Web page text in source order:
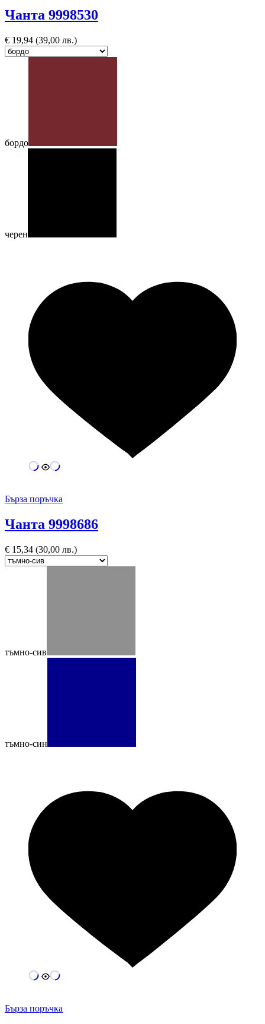
Чанта 9998530
€ 19,94 (39,00 лв.)
бордо
черен
Бърза поръчка
Чанта 9998686
€ 15,34 (30,00 лв.)
тъмно-сив
тъмно-син
Бърза поръчка